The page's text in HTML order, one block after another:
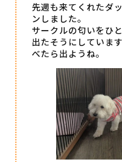
先週も来てくれたダ
ンしました。
サークルの匂いをひ
出たそうにしていま
べたら出ようね。